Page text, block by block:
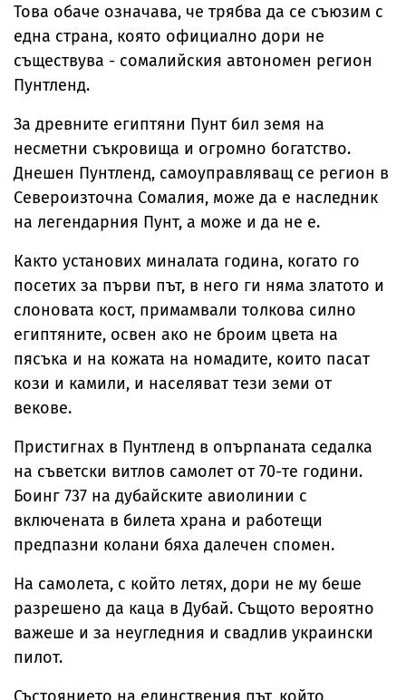
Това обаче означава, че трябва да се съюзим с
една страна, която официално дори не
съществува - сомалийския автономен регион
Пунтленд.
За древните египтяни Пунт бил земя на
несметни съкровища и огромно богатство.
Днешен Пунтленд, самоуправляващ се регион в
Североизточна Сомалия, може да е наследник
на легендарния Пунт, а може и да не е.
Както установих миналата година, когато го
посетих за първи път, в него ги няма златото и
слоновата кост, примамвали толкова силно
египтяните, освен ако не броим цвета на
пясъка и на кожата на номадите, които пасат
кози и камили, и населяват тези земи от
векове.
Пристигнах в Пунтленд в опърпаната седалка
на съветски витлов самолет от 70-те години.
Боинг 737 на дубайските авиолинии с
включената в билета храна и работещи
предпазни колани бяха далечен спомен.
На самолета, с който летях, дори не му беше
разрешено да каца в Дубай. Същото вероятно
важеше и за неугледния и свадлив украински
пилот.